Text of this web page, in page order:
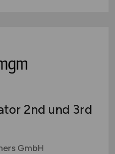
2nd und 3rd
GmbH